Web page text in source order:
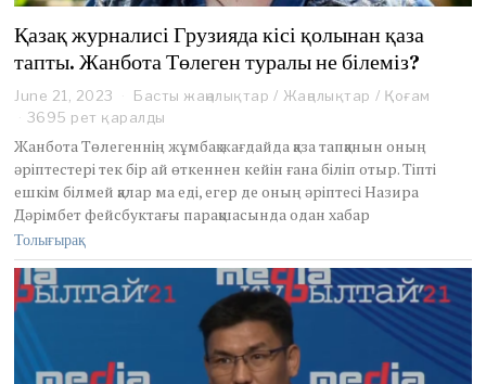
Қазақ журналисі Грузияда кісі қолынан қаза
тапты. Жанбота Төлеген туралы не білеміз?
June 21, 2023
u
e
2
2
,
2
3
Басты жаңалықтар / Жаңалықтар / Қоғам
3695 рет қаралды
Жанбота Төлегеннің жұмбақ жағдайда қаза тапқанын оның
әріптестері тек бір ай өткеннен кейін ғана біліп отыр. Тіпті
ешкім білмей қалар ма еді, егер де оның әріптесі Назира
Дәрімбет фейсбуктағы парақшасында одан хабар
Толығырақ